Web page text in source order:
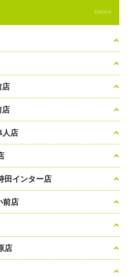
Items
店
店
人店
田インター店
前店
店